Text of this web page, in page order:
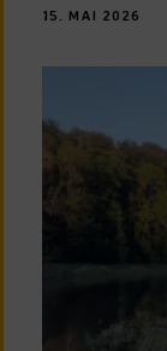
15. MAI 2026